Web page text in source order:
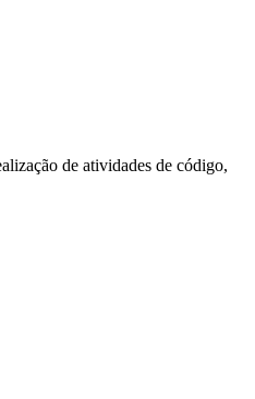
de atividades de código,